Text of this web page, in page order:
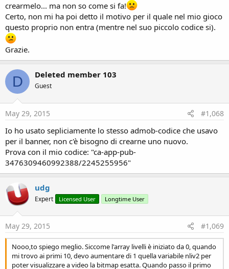
crearmelo... ma non so come si fa!
Certo, non mi ha poi detto il motivo per il quale nel mio gioco
questo proprio non entra (mentre nel suo piccolo codice si).
Grazie.
D Deleted member 103
Guest
May 29, 2015 #1,068
Io ho usato sepliciamente lo stesso admob-codice che usavo
per il banner, non c'è bisogno di crearne uno nuovo.
Prova con il mio codice: "ca-app-pub-
3476309460992388/2245255956"
udg
Expert Licensed User Longtime User
May 29, 2015 #1,069
Nooo,to spiego meglio. Siccome l'array livelli è iniziato da 0, quando
mi trovo ai primi 10, devo aumentare di 1 quella variabile nliv2 per
poter visualizzare a video la bitmap esatta. Quando passo il primo